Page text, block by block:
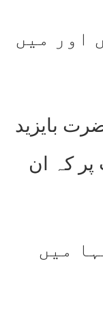
اور میں
بایزید
کہ ان
میں